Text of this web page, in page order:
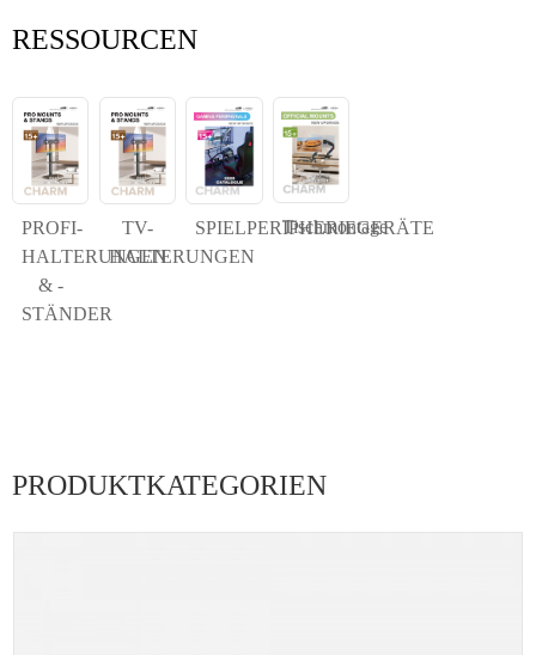
RESSOURCEN
PROFI-
HALTERUNGEN
& -
STÄNDER
TV-
HALTERUNGEN
SPIELPERIPHERIEGERÄTE
Tischmontage
PRODUKTKATEGORIEN